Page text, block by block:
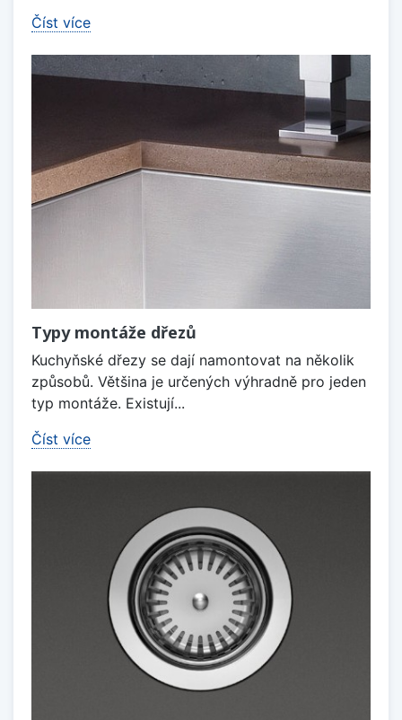
Číst více
Typy montáže dřezů
Kuchyňské dřezy se dají namontovat na několik
způsobů. Většina je určených výhradně pro jeden
typ montáže. Existují...
Číst více